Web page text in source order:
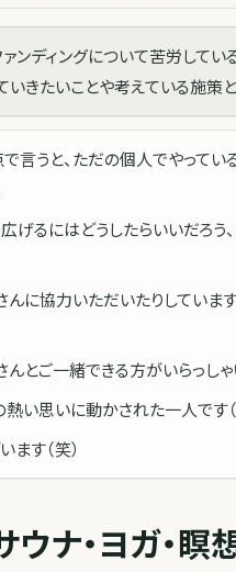
ァンディングについて苦労して
ていきたいことや考えている施策
言うと、ただの個人でやってい
げるにはどうしたらいいだろ
に協力いただいたりしていま
とご一緒できる方がいらっしゃ
い思いに動かされた一人です（
ます（笑）
ウナ・ヨガ・瞑